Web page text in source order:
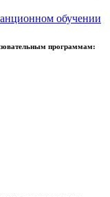
обучении
программам: